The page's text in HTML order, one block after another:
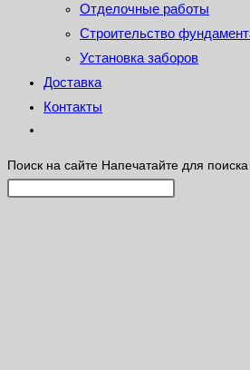
Отделочные работы
Строительство
Установка заборов
Доставка
Контакты
Поиск на сайте Напечатайте для поиска